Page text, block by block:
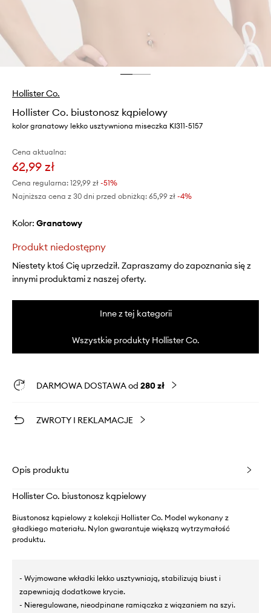
Hollister Co.
Hollister Co. biustonosz kąpielowy
kolor granatowy lekko usztywniona miseczka KI311-5157
Cena aktualna:
62,99 zł
Cena regularna: 129,99 zł -51%
Najniższa cena z 30 dni przed obniżką: 65,99 zł -4%
Kolor: granatowy
Produkt niedostępny
Niestety ktoś Cię uprzedził. Zapraszamy do zapoznania się z
innymi produktami z naszej oferty.
Inne z tej kategorii
Wszystkie produkty Hollister Co.
DARMOWA DOSTAWA od 280 zł
ZWROTY I REKLAMACJE
Opis produktu
Hollister Co. biustonosz kąpielowy
Biustonosz kąpielowy z kolekcji Hollister Co. Model wykonany z
gładkiego materiału. Nylon gwarantuje większą wytrzymałość
produktu.
- Wyjmowane wkładki lekko usztywniają, stabilizują biust i
zapewniają dodatkowe krycie.
- Nieregulowane, nieodpinane ramiączka z wiązaniem na szyi.